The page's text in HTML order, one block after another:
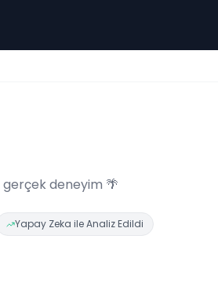
deneyim 🌴
Yapay Zeka ile Analiz Edildi